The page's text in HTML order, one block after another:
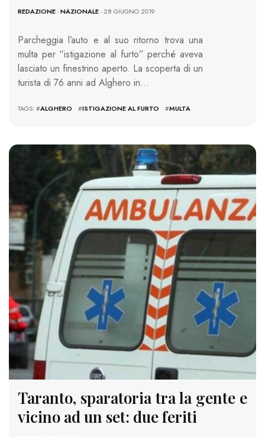
REDAZIONE-NAZIONALE- 28 GIUGNO 2019
Parcheggia l’auto e al suo ritorno trova una
multa per “istigazione al furto” perché aveva
lasciato un finestrino aperto. La scoperta di un
turista di 76 anni ad Alghero in…
TAGS: #ALGHERO #ISTIGAZIONE AL FURTO #MULTA
3996 VIEWS
Taranto, sparatoria tra la gente e
vicino ad un set: due feriti